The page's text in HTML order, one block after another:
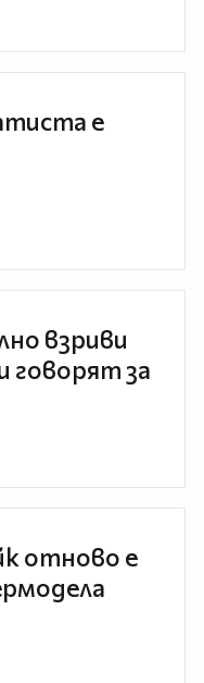
е
взриви
говорят за
отново е